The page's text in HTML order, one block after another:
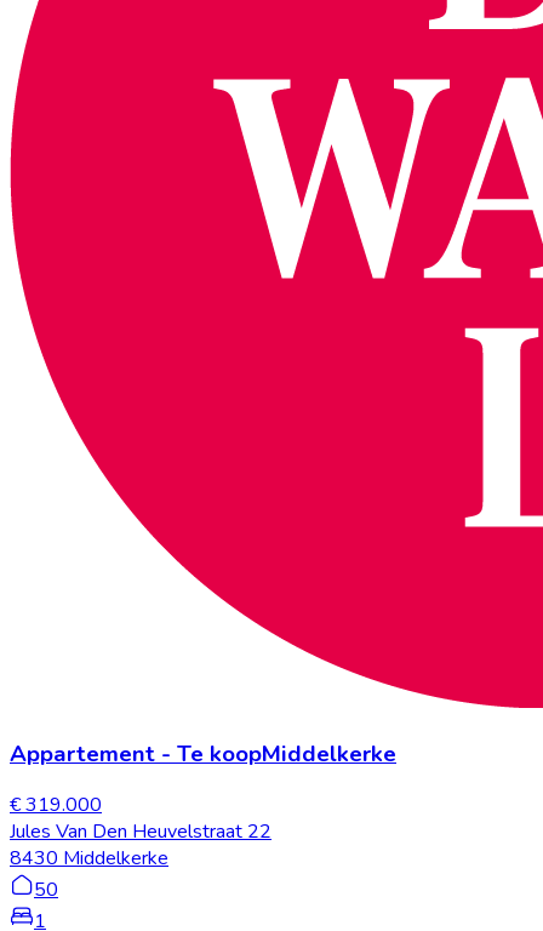
Appartement - Te koopMiddelkerke
€ 319.000
Jules Van Den Heuvelstraat 22
8430 Middelkerke
50
1